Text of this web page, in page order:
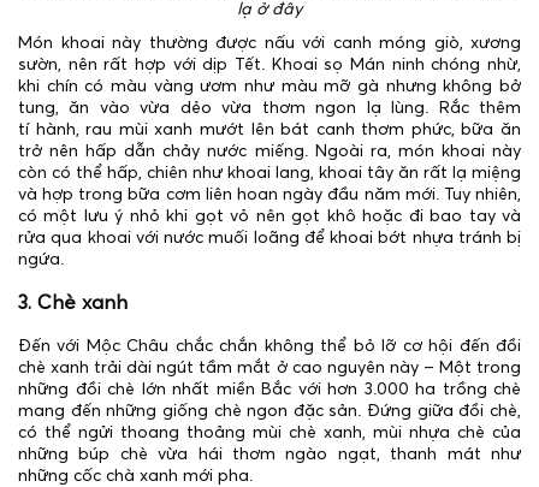
lạ ở đây
Món khoai này thường được nấu với canh móng giò, xương
sườn, nên rất hợp với dịp Tết. Khoai sọ Mán ninh chóng nhừ,
khi chín có màu vàng ươm như màu mỡ gà nhưng không bở
tung, ăn vào vừa dẻo vừa thơm ngon lạ lùng. Rắc thêm
tí hành, rau mùi xanh mướt lên bát canh thơm phức, bữa ăn
trở nên hấp dẫn chảy nước miếng. Ngoài ra, món khoai này
còn có thể hấp, chiên như khoai lang, khoai tây ăn rất lạ miệng
và hợp trong bữa cơm liên hoan ngày đầu năm mới. Tuy nhiên,
có một lưu ý nhỏ khi gọt vỏ nên gọt khô hoặc đi bao tay và
rửa qua khoai với nước muối loãng để khoai bớt nhựa tránh bị
ngứa.
3. Chè xanh
Đến với Mộc Châu chắc chắn không thể bỏ lỡ cơ hội đến đồi
chè xanh trải dài ngút tầm mắt ở cao nguyên này – Một trong
những đồi chè lớn nhất miền Bắc với hơn 3.000 ha trồng chè
mang đến những giống chè ngon đặc sản. Đứng giữa đồi chè,
có thể ngửi thoang thoảng mùi chè xanh, mùi nhựa chè của
những búp chè vừa hái thơm ngào ngạt, thanh mát như
những cốc chà xanh mới pha.